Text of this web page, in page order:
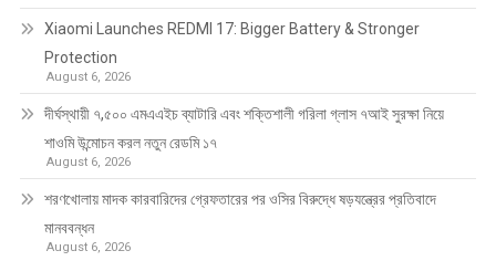
Xiaomi Launches REDMI 17: Bigger Battery & Stronger
Protection
August 6, 2026
দীর্ঘস্থায়ী ৭,৫০০ এমএএইচ ব্যাটারি এবং শক্তিশালী গরিলা গ্লাস ৭আই সুরক্ষা নিয়ে
শাওমি উন্মোচন করল নতুন রেডমি ১৭
August 6, 2026
শরণখোলায় মাদক কারবারিদের গ্রেফতারের পর ওসির বিরুদ্ধে ষড়যন্ত্রের প্রতিবাদে
মানববন্ধন
August 6, 2026